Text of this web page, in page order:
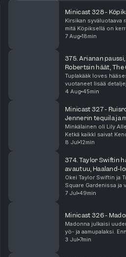
Minicast 328 -
Kirsikan syväluotaava
mitä Köpiksellä on
lisäksi tarjolla oli
7 Aug 18min
375. Arianan
Robertsin häät, The
Zara Larsson
Tuplakääk loves
vuotaneet lisää
häistä! Näyttelijä
4 Aug 45min
Minicast 327 -
Jennerin tequila ja
Minkälainen oli Lily
Ketkä kaikki saivat
miten Tuplakääkin oma
8 Jul 12min
374. Taylor Swiftin
avautuu, Haaland-
Okei Taylor Swiftin ja
Square Gardenissa ja
ihmisen megabileet
7 Jul 49min
Minicast 326 -
Madonna julkaisi
yö- ja aamupalaksi.
hyviä Madonna-
3 Jul 7min